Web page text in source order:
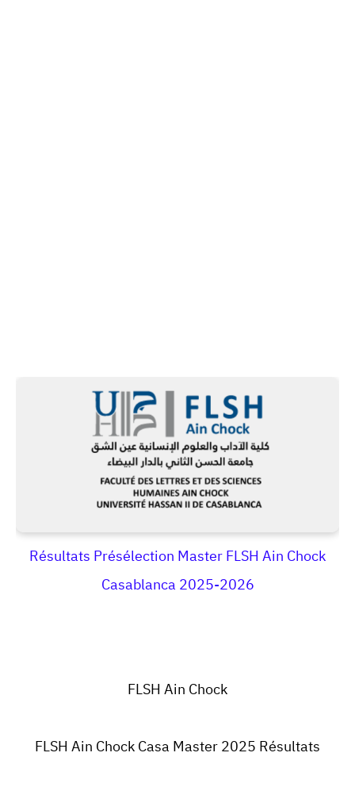
Résultats Présélection Master FLSH Ain Chock
Casablanca 2025-2026
FLSH Ain Chock
FLSH Ain Chock Casa Master 2025 Résultats